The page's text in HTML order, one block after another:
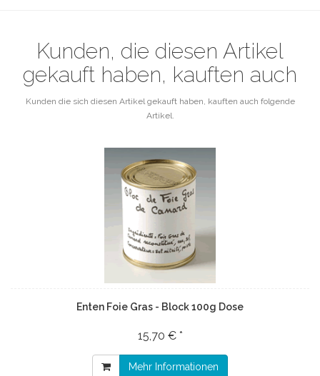
Kunden, die diesen Artikel
gekauft haben, kauften auch
Kunden die sich diesen Artikel gekauft haben, kauften auch folgende
Artikel.
Enten Foie Gras - Block 100g Dose
15,70 € *
Mehr Informationen